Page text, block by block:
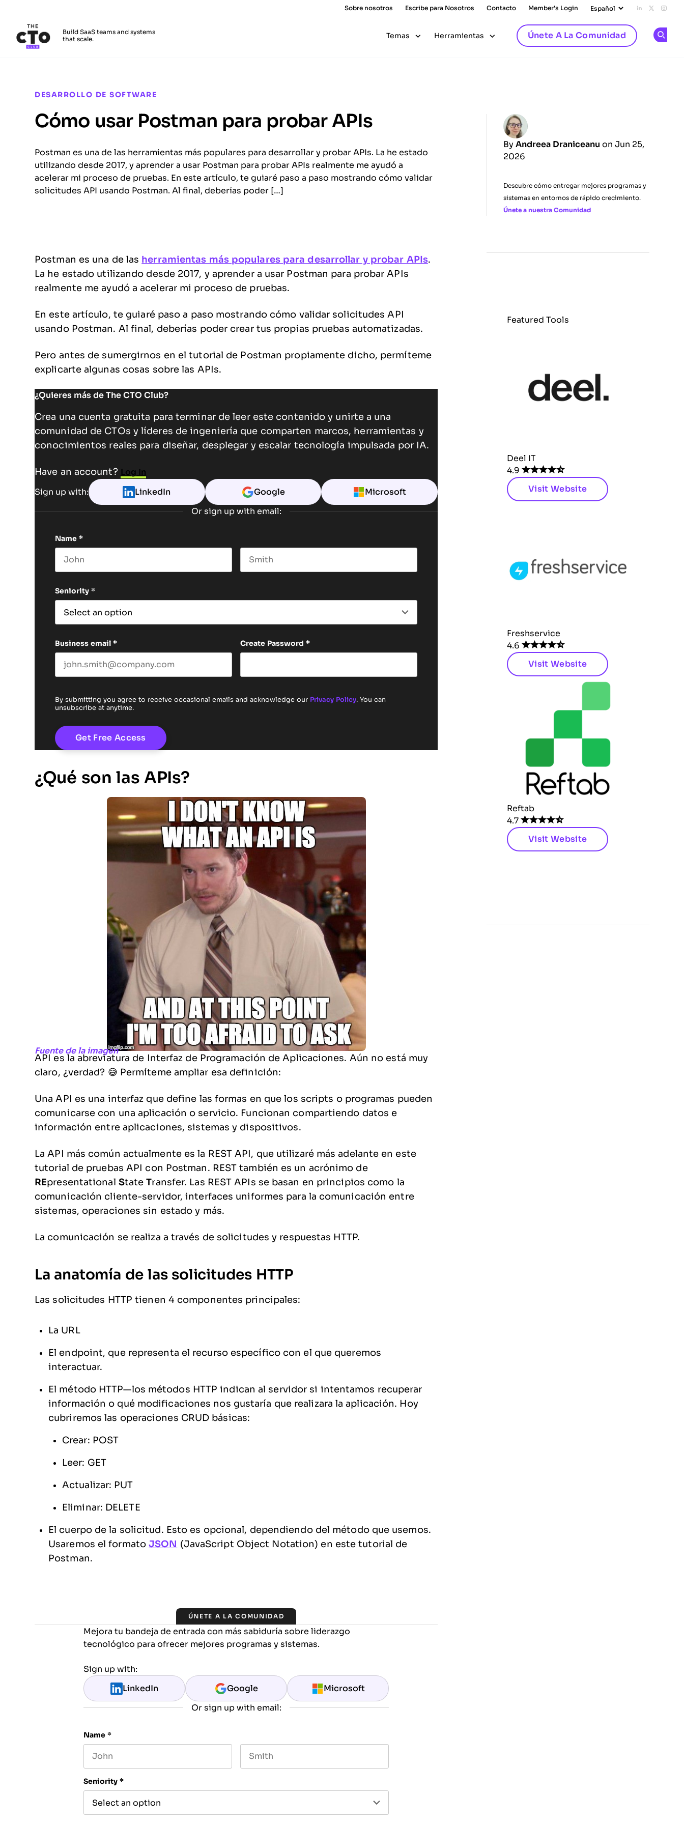
Sobre nosotros Escribe para Nosotros Contacto Member's Login Add us on
Follow
Build SaaS teams and systems
that scale.
Temas Herramientas Únete A La Comunidad
DESARROLLO DE SOFTWARE
Cómo usar Postman para probar APIs
By Andreea Draniceanu on Jun 25,
2026
Descubre cómo entregar mejores programas y
sistemas en entornos de rápido crecimiento.
Únete a nuestra Comunidad
Postman es una de las herramientas más populares para desarrollar y probar APIs. La he estado
utilizando desde 2017, y aprender a usar Postman para probar APIs realmente me ayudó a
acelerar mi proceso de pruebas. En este artículo, te guiaré paso a paso mostrando cómo validar
solicitudes API usando Postman. Al final, deberías poder […]
Postman es una de las herramientas más populares para desarrollar y probar APIs.
La he estado utilizando desde 2017, y aprender a usar Postman para probar APIs
realmente me ayudó a acelerar mi proceso de pruebas.
En este artículo, te guiaré paso a paso mostrando cómo validar solicitudes API
usando Postman. Al final, deberías poder crear tus propias pruebas automatizadas.
Pero antes de sumergirnos en el tutorial de Postman propiamente dicho, permíteme
explicarte algunas cosas sobre las APIs.
¿Quieres más de The CTO Club?
Crea una cuenta gratuita para terminar de leer este contenido y unirte a una
comunidad de CTOs y líderes de ingeniería que comparten marcos, herramientas y
conocimientos reales para diseñar, desplegar y escalar tecnología impulsada por IA.
Have an account? Log In
Sign up with: LinkedIn Google Microsoft
Or sign up with email:
Name *
Seniority *
Business email * Create Password *
By submitting you agree to receive occasional emails and acknowledge our Privacy Policy. You can
unsubscribe at anytime.
¿Qué son las APIs?
Fuente de la imagen
API es la abreviatura de Interfaz de Programación de Aplicaciones. Aún no está muy
claro, ¿verdad? 😅 Permíteme ampliar esa definición:
Una API es una interfaz que define las formas en que los scripts o programas pueden
comunicarse con una aplicación o servicio. Funcionan compartiendo datos e
información entre aplicaciones, sistemas y dispositivos.
La API más común actualmente es la REST API, que utilizaré más adelante en este
tutorial de pruebas API con Postman. REST también es un acrónimo de
REpresentational StateTransfer. Las REST APIs se basan en principios como la
comunicación cliente-servidor, interfaces uniformes para la comunicación entre
sistemas, operaciones sin estado y más.
La comunicación se realiza a través de solicitudes y respuestas HTTP.
La anatomía de las solicitudes HTTP
Las solicitudes HTTP tienen 4 componentes principales:
La URL
El endpoint, que representa el recurso específico con el que queremos
interactuar.
El método HTTP—los métodos HTTP indican al servidor si intentamos recuperar
información o qué modificaciones nos gustaría que realizara la aplicación. Hoy
cubriremos las operaciones CRUD básicas:
Crear: POST
Leer: GET
Actualizar: PUT
Eliminar: DELETE
El cuerpo de la solicitud. Esto es opcional, dependiendo del método que usemos.
Usaremos el formato JSON (JavaScript Object Notation) en este tutorial de
Postman.
ÚNETE A LA COMUNIDAD
Mejora tu bandeja de entrada con más sabiduría sobre liderazgo
tecnológico para ofrecer mejores programas y sistemas.
Sign up with:
LinkedIn Google Microsoft
Or sign up with email:
Name *
Seniority *
Featured Tools
Deel IT
4.9
Visit Website
Freshservice
4.6
Visit Website
Reftab
4.7
Visit Website